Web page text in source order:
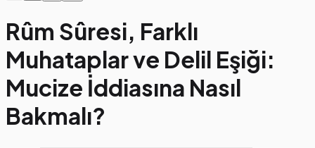
Rûm Sûresi, Farklı
Muhataplar ve Delil Eşiği:
Mucize İddiasına Nasıl
Bakmalı?